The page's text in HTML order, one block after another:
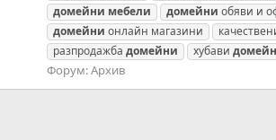
домейни мебели домейни обяви и
домейни онлайн магазини
разпродажба домейни хубави
Форум:Архив